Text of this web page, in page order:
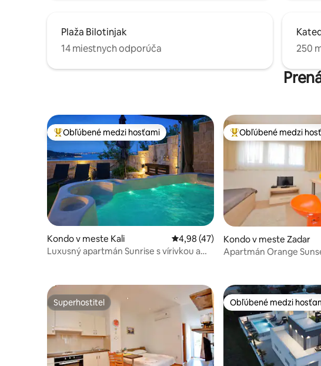
Plaža Bilotinjak
14 miestnych odporúča
250
Najobľúbenejšie medzi hosťami
Obľúbené medzi hosťami
Kondo v meste Kali Priemerné ohodnotenie 4,98 z 5,
4,98 (47)
Luxusný apartmán Sunrise s vírivkou a
Najobľúbenejšie medzi
Obľúbené medzi
Kondo v meste Zadar
Apartmán Orange
Superhostiteľ
Superhostiteľ Obľúbené medzi
Obľúbené medzi